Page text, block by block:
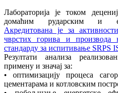
Лабораторија је током
домаћим рударским и
Акредитована је за
чврстих горива и производа
стандарду за испитивање SRPS
Резултати анализа
примену и значај за:
• оптимизацију процеса
цементарама и котловским